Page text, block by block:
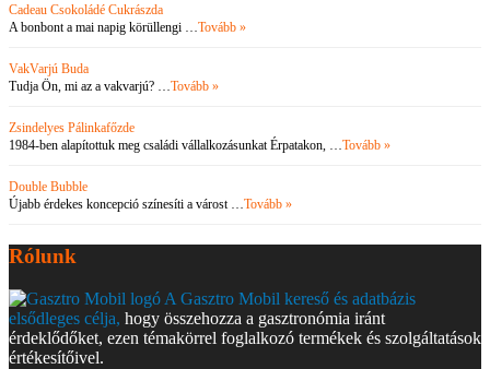
Cadeau Csokoládé Cukrászda
A bonbont a mai napig körüllengi … Tovább »
VakVarjú Buda
Tudja Ön, mi az a vakvarjú? … Tovább »
Zsindelyes Pálinkafőzde
1984-ben alapítottuk meg családi vállalkozásunkat Érpatakon, … Tovább »
Double Bubble
Újabb érdekes koncepció színesíti a várost … Tovább »
Rólunk
A Gasztro Mobil kereső és adatbázis
elsődleges célja, hogy összehozza a gasztronómia iránt
érdeklődőket, ezen témakörrel foglalkozó termékek és szolgáltatások
értékesítőivel.